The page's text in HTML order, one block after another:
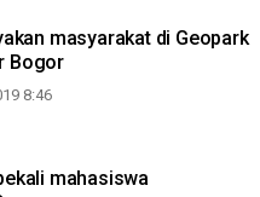
masyarakat di Geopark
Bogor
8:46
mahasiswa